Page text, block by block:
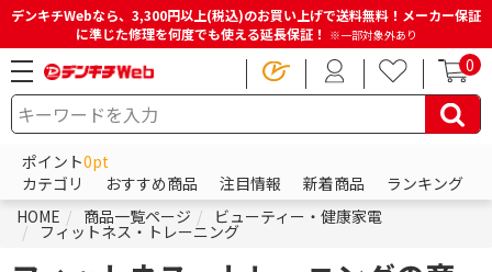
デンキチWebなら、3,300円以上(税込)のお買い上げで送料無料！メーカー保証
に準じた修理を何度でも使える延長保証！ ※一部対象外あり
0
ポイント0pt
カテゴリ
おすすめ商品 注目情報 新着商品
ランキング
HOME
商品一覧ページ ビューティー・健康家電
フィットネス・トレーニング